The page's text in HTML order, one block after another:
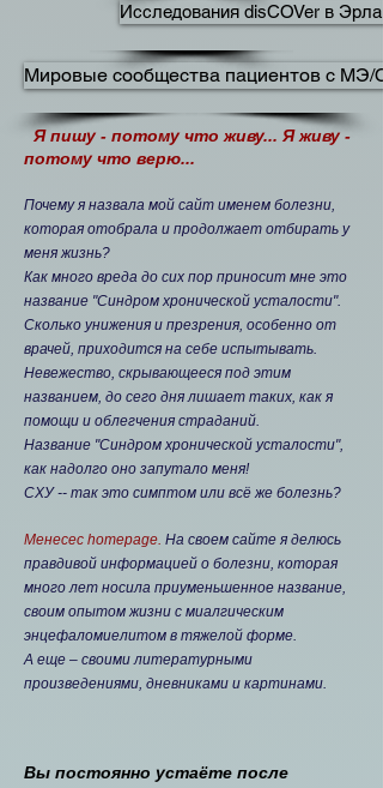
Исследования disCOVer в
Мировые сообщества пациентов с МЭ/
Я пишу - потому что живу... Я живу -
потому что верю...
​Почему я назвала мой сайт именем болезни,
которая отобрала и продолжает отбирать у
меня жизнь?
Как много вреда до сих пор приносит мне это
название "Синдром хронической усталости".
Сколько унижения и презрения, особенно от
врачей, приходится на себе испытывать.
Невежество, скрывающееся под этим
названием, до сего дня лишает таких, как я
помощи и облегчения страданий.
Название "Синдром хронической усталости",
как надолго оно запутало меня!
СХУ -- так это симптом или всё же болезнь?
Менесес homepage. На своем сайте я делюсь
правдивой информацией о болезни, которая
много лет носила приуменьшенное название,
своим опытом жизни с миалгическим
энцефаломиелитом в тяжелой форме.
А еще – своими литературными
произведениями, дневниками и картинами.
Вы постоянно устаёте после